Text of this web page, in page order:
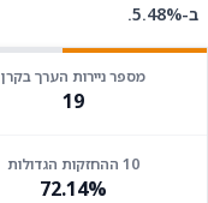
ב-5.48%.
מספר ניירות הערך בקרן
19
10 ההחזקות הגדולות
72.14%